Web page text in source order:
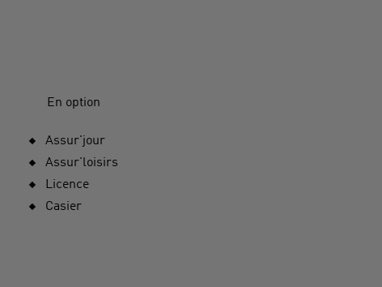
En option
Assur'jour
Assur'loisirs
Licence
Casier